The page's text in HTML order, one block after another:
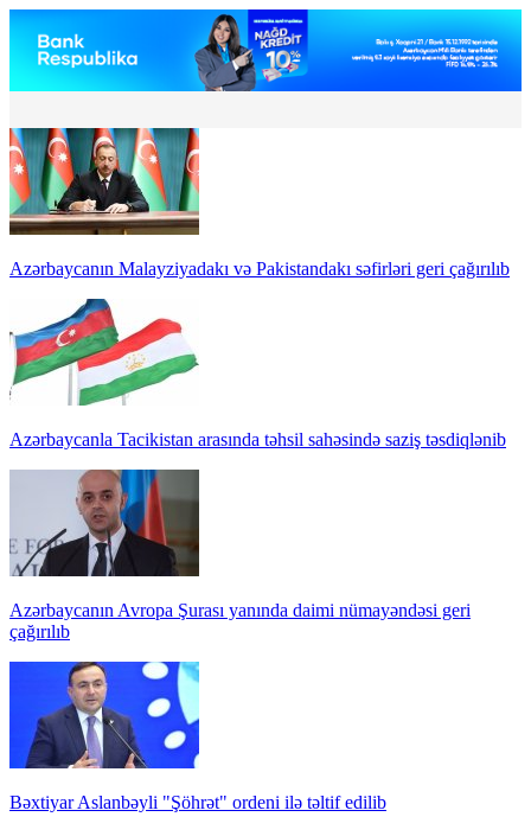
Azərbaycanın Malayziyadakı və Pakistandakı səfirləri geri çağırılıb
Azərbaycanla Tacikistan arasında təhsil sahəsində saziş təsdiqlənib
Azərbaycanın Avropa Şurası yanında daimi nümayəndəsi geri
çağırılıb
Bəxtiyar Aslanbəyli "Şöhrət" ordeni ilə təltif edilib